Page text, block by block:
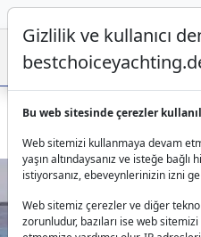
Ibiza çıkışlı Lagoon Flow - 16
Gizlilik ve kullanıcı
Bu web sitesinde çerezler
Web sitemizi kullanmaya devam
yaşın altındaysanız ve isteğe
istiyorsanız, ebeveynlerinizin izni
Web sitemiz çerezler ve diğer
zorunludur, bazıları ise web